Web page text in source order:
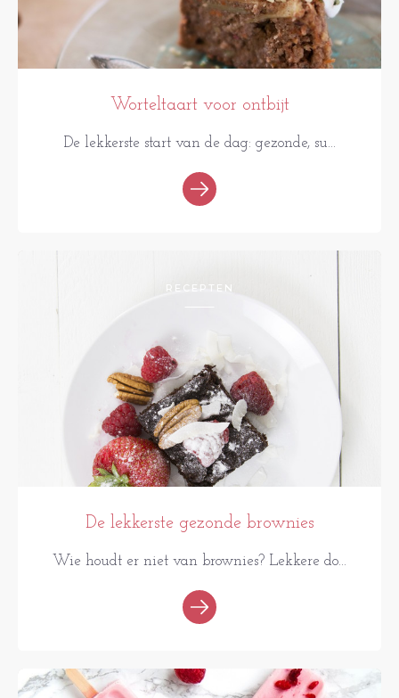
Worteltaart voor ontbijt
De lekkerste start van de dag: gezonde, su...
RECEPTEN
De lekkerste gezonde brownies
Wie houdt er niet van brownies? Lekkere do...